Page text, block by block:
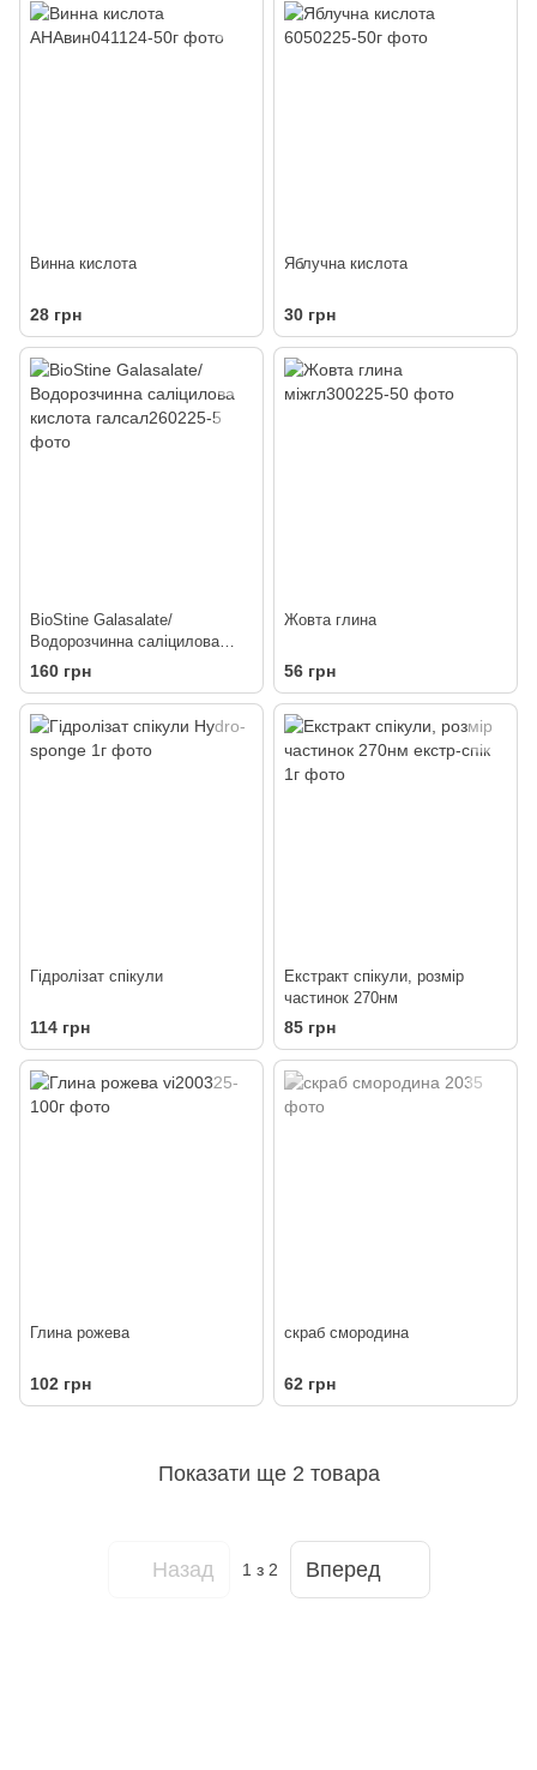
Винна кислота
28 грн
Яблучна кислота
30 грн
BioStine Galasalate/
Водорозчинна саліцилова
кислота
160 грн
Жовта глина
56 грн
Гідролізат спікули
114 грн
Екстракт спікули, розмір
частинок 270нм
85 грн
Глина рожева
102 грн
скраб смородина
62 грн
Показати ще 2 товара
Назад 1 з 2 Вперед